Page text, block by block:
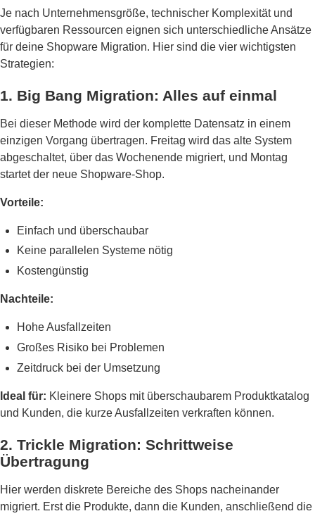
Je nach Unternehmensgröße, technischer Komplexität und
verfügbaren Ressourcen eignen sich unterschiedliche Ansätze
für deine Shopware Migration. Hier sind die vier wichtigsten
Strategien:
1. Big Bang Migration: Alles auf einmal
Bei dieser Methode wird der komplette Datensatz in einem
einzigen Vorgang übertragen. Freitag wird das alte System
abgeschaltet, über das Wochenende migriert, und Montag
startet der neue Shopware-Shop.
Vorteile:
Einfach und überschaubar
Keine parallelen Systeme nötig
Kostengünstig
Nachteile:
Hohe Ausfallzeiten
Großes Risiko bei Problemen
Zeitdruck bei der Umsetzung
Ideal für: Kleinere Shops mit überschaubarem Produktkatalog
und Kunden, die kurze Ausfallzeiten verkraften können.
2. Trickle Migration: Schrittweise
Übertragung
Hier werden diskrete Bereiche des Shops nacheinander
migriert. Erst die Produkte, dann die Kunden, anschließend die